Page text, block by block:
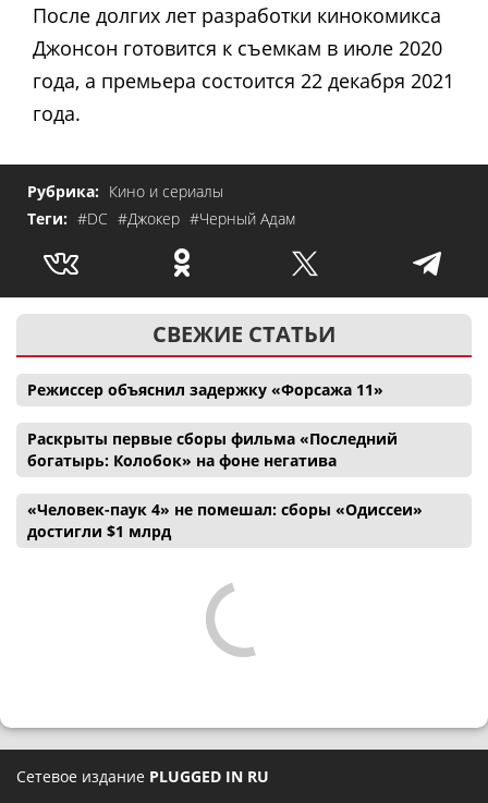
После долгих лет разработки кинокомикса
Джонсон готовится к съемкам в июле 2020
года, а премьера состоится 22 декабря 2021
года.
Рубрика: Кино и сериалы
Теги: #DC #Джокер #Черный Адам
СВЕЖИЕ СТАТЬИ
Режиссер объяснил задержку «Форсажа 11»
Раскрыты первые сборы фильма «Последний
богатырь: Колобок» на фоне негатива
«Человек-паук 4» не помешал: сборы «Одиссеи»
достигли $1 млрд
Сетевое издание PLUGGED IN RU